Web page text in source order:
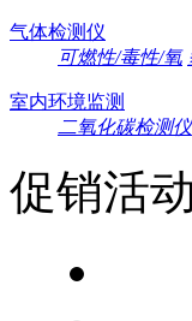
气体检测仪
可燃性/毒性/氧
室内环境监测
二氧化碳检测仪
促销活动